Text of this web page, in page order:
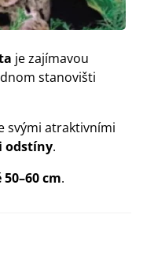
je zajímavou
stanovišti
svými atraktivními
odstíny.
cm.